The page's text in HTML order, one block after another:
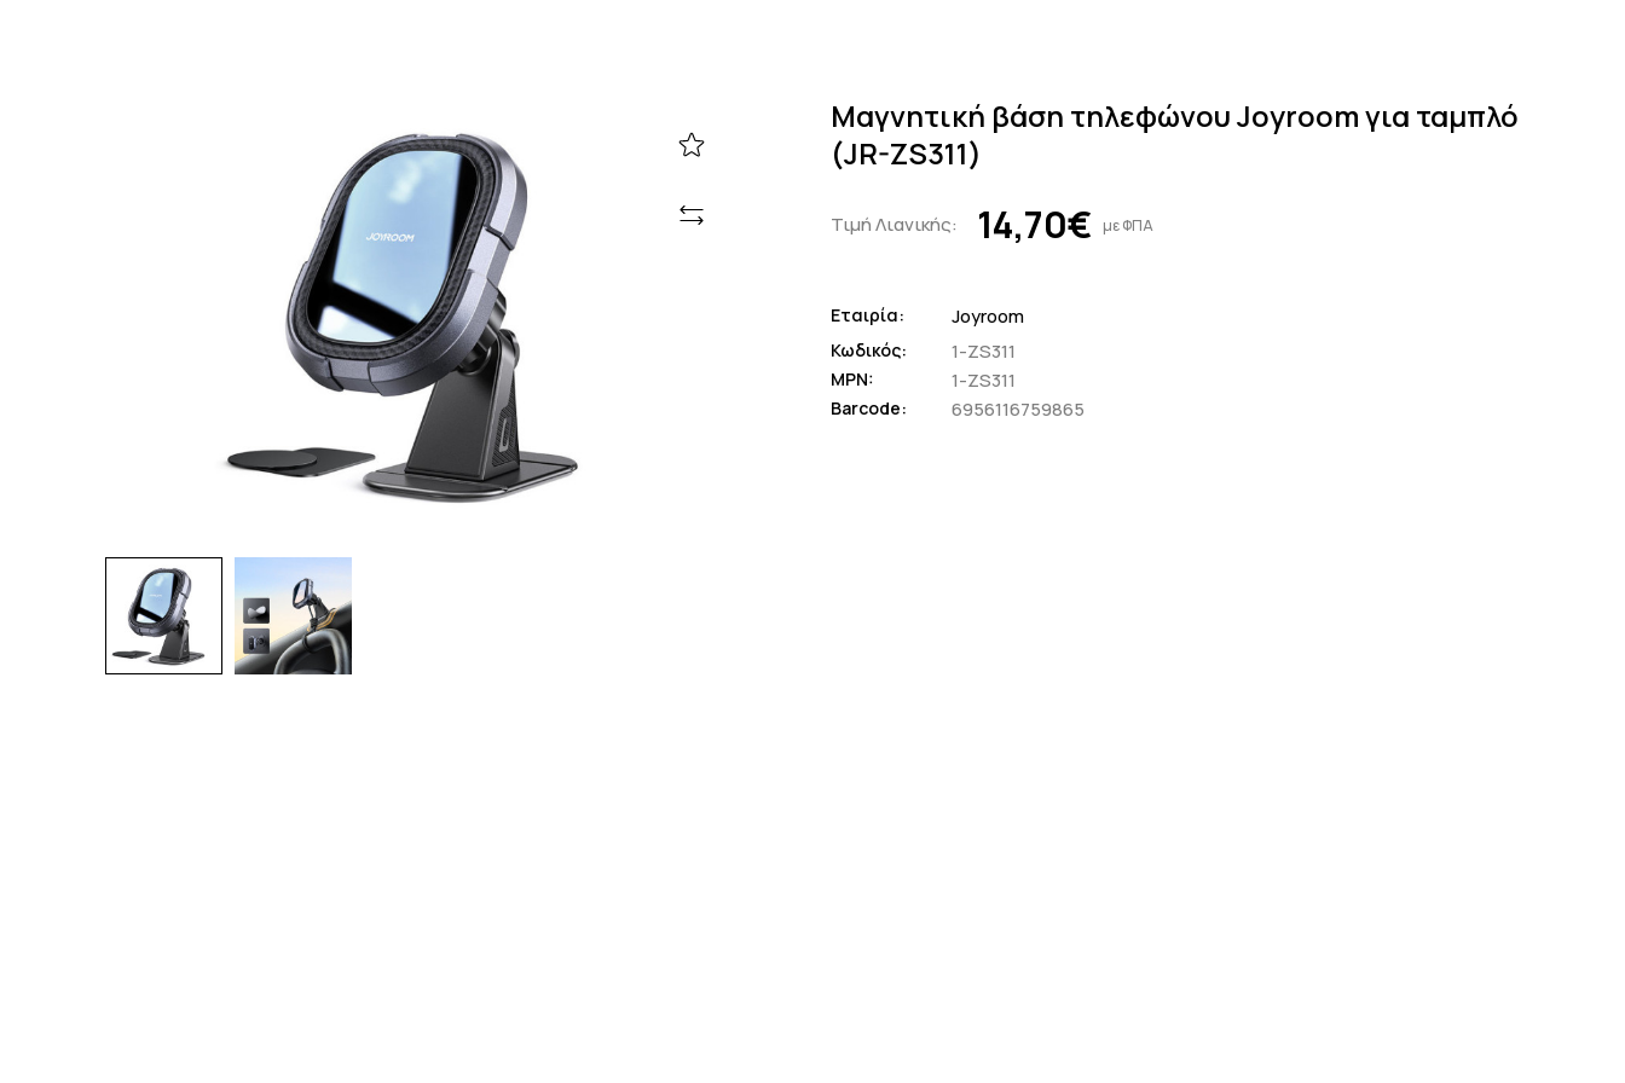
Μαγνητική βάση τηλεφώνου Joyroom για ταμπλό
(JR-ZS311)
Τιμή Λιανικής: 14,70€ με ΦΠΑ
Εταιρία: Joyroom
Κωδικός: 1-ZS311
MPN: 1-ZS311
Barcode: 6956116759865